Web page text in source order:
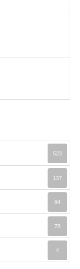
523
137
94
78
4